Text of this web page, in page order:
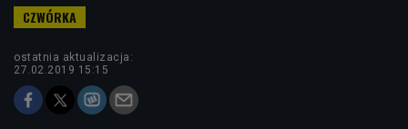
ostatnia aktualizacja:
27.02.2019 15:15